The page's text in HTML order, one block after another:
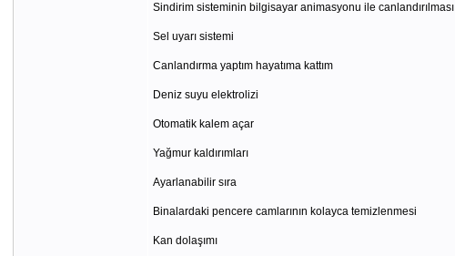
Sindirim sisteminin bilgisayar animasyonu ile canlandırılması
Sel uyarı sistemi
Canlandırma yaptım hayatıma kattım
Deniz suyu elektrolizi
Otomatik kalem açar
Yağmur kaldırımları
Ayarlanabilir sıra
Binalardaki pencere camlarının kolayca temizlenmesi
Kan dolaşımı